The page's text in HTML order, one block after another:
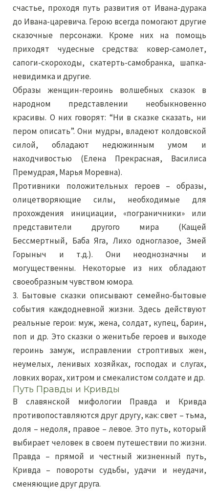
счастье, проходя путь развития от Ивана-дурака
до Ивана-царевича. Герою всегда помогают другие
сказочные персонажи. Кроме них на помощь
приходят чудесные средства: ковер-самолет,
сапоги-скороходы, скатерть-самобранка, шапка-
невидимка и другие.
Образы женщин-героинь волшебных сказок в
народном представлении необыкновенно
красивы. О них говорят: “Ни в сказке сказать, ни
пером описать”. Они мудры, владеют колдовской
силой, обладают недюжинным умом и
находчивостью (Елена Прекрасная, Василиса
Премудрая, Марья Моревна).
Противники положительных героев – образы,
олицетворяющие силы, необходимые для
прохождения инициации, «пограничники» или
представители другого мира (Кащей
Бессмертный, Баба Яга, Лихо одноглазое, Змей
Горыныч и т.д.). Они неоднозначны и
могущественны. Некоторые из них обладают
своеобразным чувством юмора.
3. Бытовые сказки описывают семейно-бытовые
события каждодневной жизни. Здесь действуют
реальные герои: муж, жена, солдат, купец, барин,
поп и др. Это сказки о женитьбе героев и выходе
героинь замуж, исправлении строптивых жен,
неумелых, ленивых хозяйках, господах и слугах,
ловких ворах, хитром и смекалистом солдате и др.
Путь Правды и Кривды
В славянской мифологии Правда и Кривда
противопоставляются друг другу, как: свет – тьма,
доля – недоля, правое – левое. Это путь, который
выбирает человек в своем путешествии по жизни.
Правда – прямой и честный жизненный путь,
Кривда – повороты судьбы, удачи и неудачи,
сменяющие друг друга.